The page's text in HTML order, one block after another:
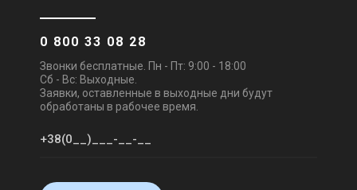
0 800 33 08 28
Звонки бесплатные. Пн - Пт: 9:00 - 18:00
Сб - Вс: Выходные.
Заявки, оставленные в выходные дни будут
обработаны в рабочее время.